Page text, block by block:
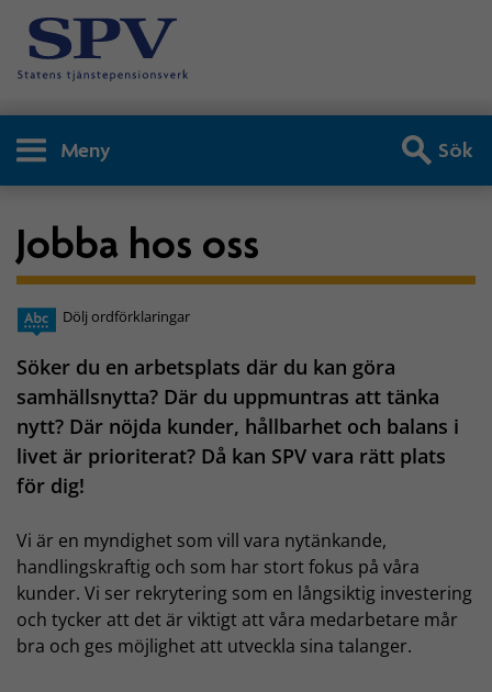
Meny Sök
Jobba hos oss
Dölj ordförklaringar
Söker du en arbetsplats där du kan göra
samhällsnytta? Där du uppmuntras att tänka
nytt? Där nöjda kunder, hållbarhet och balans i
livet är prioriterat? Då kan SPV vara rätt plats
för dig!
Vi är en myndighet som vill vara nytänkande,
handlingskraftig och som har stort fokus på våra
kunder. Vi ser rekrytering som en långsiktig investering
och tycker att det är viktigt att våra medarbetare mår
bra och ges möjlighet att utveckla sina talanger.